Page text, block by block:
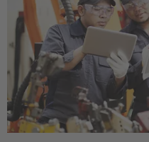
即使今天，VDE 仍大量参
VDE 检查机构的负责人担
席一职已超过 15 年之久。
他还担任新成立的检查政
CIG 检查方法的战略性持续
有关“CIG检查方案”的更多
链接如下：